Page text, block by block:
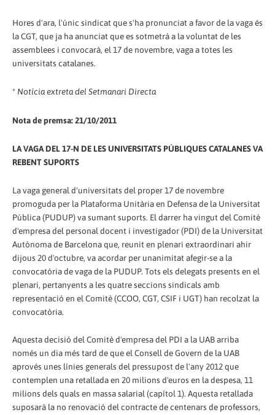
Hores d'ara, l'únic sindicat que s'ha pronunciat a favor de la vaga és
la CGT, que ja ha anunciat que es sotmetrà a la voluntat de les
assemblees i convocarà, el 17 de novembre, vaga a totes les
universitats catalanes.
* Notícia extreta del Setmanari Directa
Nota de premsa: 21/10/2011
LA VAGA DEL 17-N DE LES UNIVERSITATS PÚBLIQUES CATALANES VA
REBENT SUPORTS
La vaga general d'universitats del proper 17 de novembre
promoguda per la Plataforma Unitària en Defensa de la Universitat
Pública (PUDUP) va sumant suports. El darrer ha vingut del Comitè
d'empresa del personal docent i investigador (PDI) de la Universitat
Autònoma de Barcelona que, reunit en plenari extraordinari ahir
dijous 20 d'octubre, va acordar per unanimitat afegir-se a la
convocatòria de vaga de la PUDUP. Tots els delegats presents en el
plenari, pertanyents a les quatre seccions sindicals amb
representació en el Comitè (CCOO, CGT, CSIF i UGT) han recolzat la
convocatòria.
Aquesta decisió del Comitè d'empresa del PDI a la UAB arriba
només un dia més tard de que el Consell de Govern de la UAB
aprovés unes línies generals del pressupost de l'any 2012 que
contemplen una retallada en 20 milions d'euros en la despesa, 11
milions dels quals en massa salarial (capítol 1). Aquesta retallada
suposarà la no renovació del contracte de centenars de professors,